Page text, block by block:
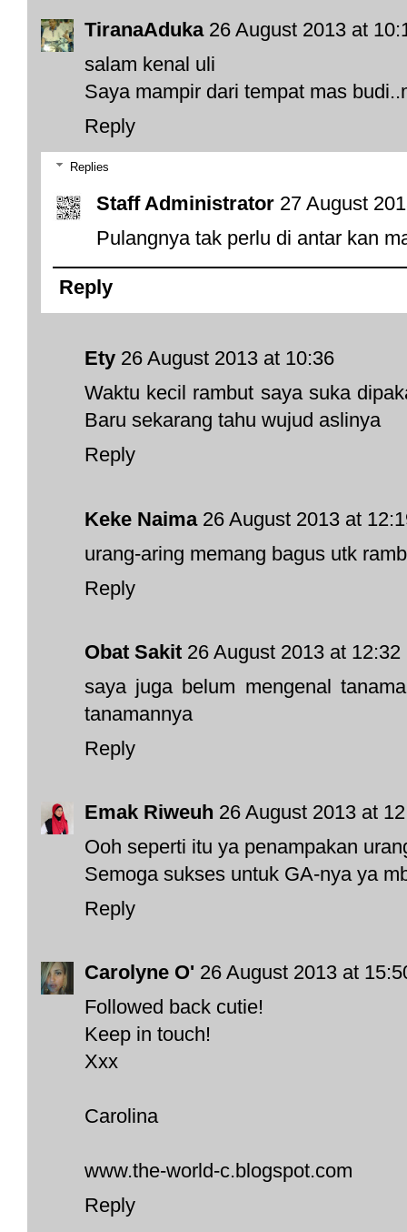
TiranaAduka 26 August 2013 at
salam kenal uli
Saya mampir dari tempat mas
Reply
Replies
Staff Administrator 27 August
Pulangnya tak perlu di antar kan
Reply
Ety 26 August 2013 at 10:36
Waktu kecil rambut saya suka
Baru sekarang tahu wujud aslinya
Reply
Keke Naima 26 August 2013 at
urang-aring memang bagus utk
Reply
Obat Sakit 26 August 2013 at 12:32
saya juga belum mengenal
tanamannya
Reply
Emak Riweuh 26 August 2013 at
Ooh seperti itu ya penampakan
Semoga sukses untuk GA-nya ya
Reply
Carolyne O' 26 August 2013 at
Followed back cutie!
Keep in touch!
Xxx
Carolina
www.the-world-c.blogspot.com
Reply